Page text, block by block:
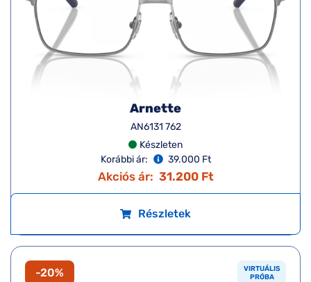
Arnette
AN6131 762
Készleten
Korábbi ár:
39.000 Ft
Akciós ár: 31.200 Ft
Részletek
-20%
VIRTUÁLIS
PRÓBA